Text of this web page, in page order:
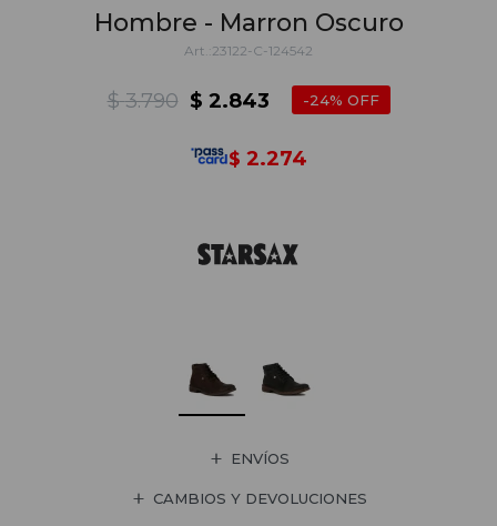
Hombre - Marron Oscuro
23122-C-124542
$ 2.843
$ 3.790 24
$ 2.274
ENVÍOS
CAMBIOS Y DEVOLUCIONES